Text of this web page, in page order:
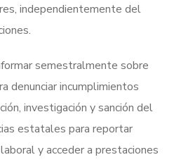
independientemente del
semestralmente sobre
denunciar incumplimientos
investigación y sanción del
estatales para reportar
y acceder a prestaciones